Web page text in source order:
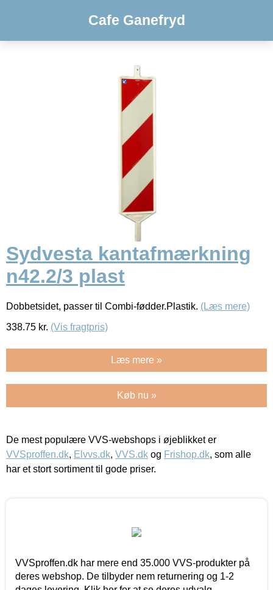
Cafe Ganefryd
Sydvesta kantafmærkning
n42.2/3 plast
Dobbetsidet, passer til Combi-fødder.Plastik. (Læs mere)
338.75 kr. (Vis fragtpris)
Læs mere »
Køb nu »
De mest populære VVS-webshops i øjeblikket er
VVSproffen.dk, Elvvs.dk, VVS.dk og Frishop.dk, som alle
har et stort sortiment til gode priser.
VVSproffen.dk har mere end 35.000 VVS-produkter på
deres webshop. De tilbyder nem returnering og 1-2